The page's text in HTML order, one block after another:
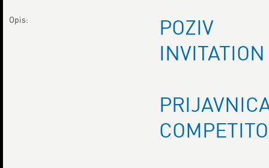
Opis:
POZIV
INVITATION